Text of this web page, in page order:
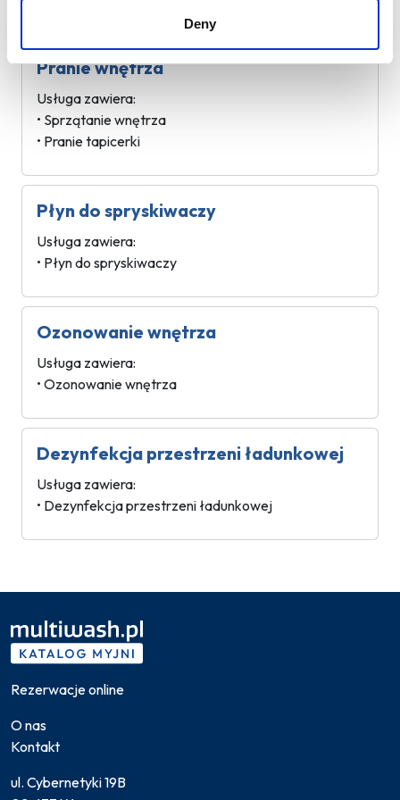
Deny
Pranie wnętrza
Usługa zawiera:
• Sprzątanie wnętrza
• Pranie tapicerki
Płyn do spryskiwaczy
Usługa zawiera:
• Płyn do spryskiwaczy
Ozonowanie wnętrza
Usługa zawiera:
• Ozonowanie wnętrza
Dezynfekcja przestrzeni ładunkowej
Usługa zawiera:
• Dezynfekcja przestrzeni ładunkowej
Rezerwacje online
O nas
Kontakt
ul. Cybernetyki 19B